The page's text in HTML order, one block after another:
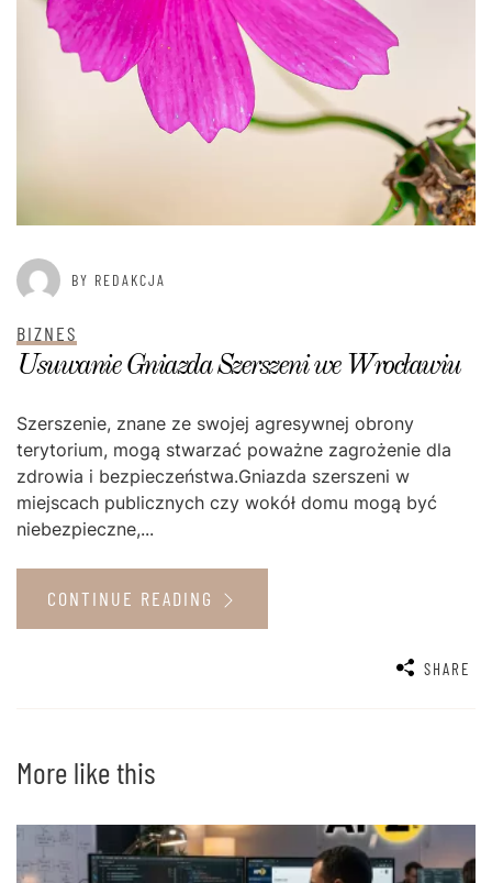
BY REDAKCJA
BIZNES
Usuwanie Gniazda Szerszeni we Wrocławiu
Szerszenie, znane ze swojej agresywnej obrony
terytorium, mogą stwarzać poważne zagrożenie dla
zdrowia i bezpieczeństwa.Gniazda szerszeni w
miejscach publicznych czy wokół domu mogą być
niebezpieczne,...
CONTINUE READING
SHARE
More like this